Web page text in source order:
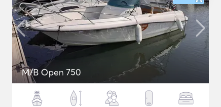
M/B Open 750